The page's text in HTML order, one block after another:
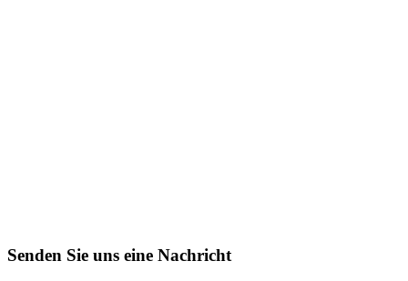
Senden Sie uns eine Nachricht